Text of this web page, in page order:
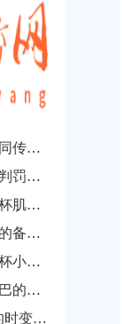
2026世界杯裁判沟通系统：多语同传技术的演进临界点与战略价值重构
**2026世界杯革命：毫米级越位判罚如何让“争议悬案”成为历史**
加时赛生理负荷极限：2026世界杯肌肉损伤风险的动态概率预测
高海拔战术革命：美加墨世界杯的备战新逻辑
三队积分净胜球完全一致，世界杯小组出线权如何精确计算？
北美世界杯倒计时：解析球队大巴的分钟级路线规划与动态调度逻辑
“扩军后世界杯裁判员生理负荷的时变非线性演化与疲劳实时预警机制研究”